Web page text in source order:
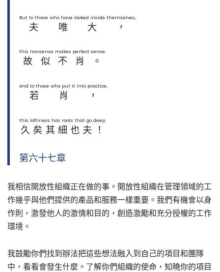
夫唯大，
But to those who have looked inside themselves,
故似不肖。
this nonsense makes perfect sense.
若肖，
And to those who put it into practice,
久矣其細也夫！
this loftiness has roots that go deep.
第六十七章
我相信開放性組織正在做的事。開放性組織在管理領域的工
作幾乎與他們提供的產品和服務一樣重要。我們有機會以身
作則，激發他人的激情和目的，創造激勵和充分授權的工作
環境。
我鼓勵你們找到辦法把這些想法融入到自己的項目和團隊
中，看看會發生什麼。了解你們組織的使命，知曉你的項目